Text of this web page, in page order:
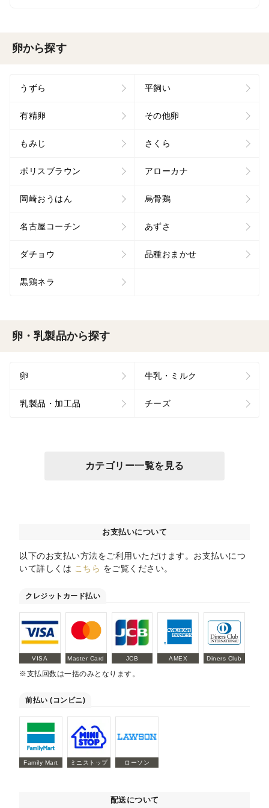
卵から探す
うずら 平飼い
有精卵 その他卵
もみじ さくら
ボリスブラウン アローカナ
岡崎おうはん 烏骨鶏
名古屋コーチン あずさ
ダチョウ 品種おまかせ
黒鶏ネラ
卵・乳製品から探す
卵 牛乳・ミルク
乳製品・加工品 チーズ
カテゴリー一覧を見る
お支払いについて
以下のお支払い方法をご利用いただけます。お支払いにつ
いて詳しくは こちら をご覧ください。
クレジットカード払い
VISA Master Card JCB AMEX Diners Club
※支払回数は一括のみとなります。
前払い (コンビニ)
Family Mart ミニストップ ローソン
配送について